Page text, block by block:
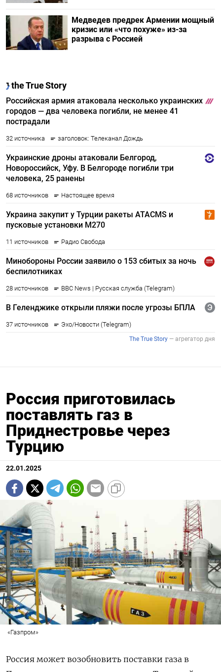
Медведев предрек Армении мощный
кризис или «что похуже» из-за
разрыва с Россией
Россия приготовилась
поставлять газ в
Приднестровье через
Турцию
22.01.2025
«Газпром»
Россия может возобновить поставки газа в